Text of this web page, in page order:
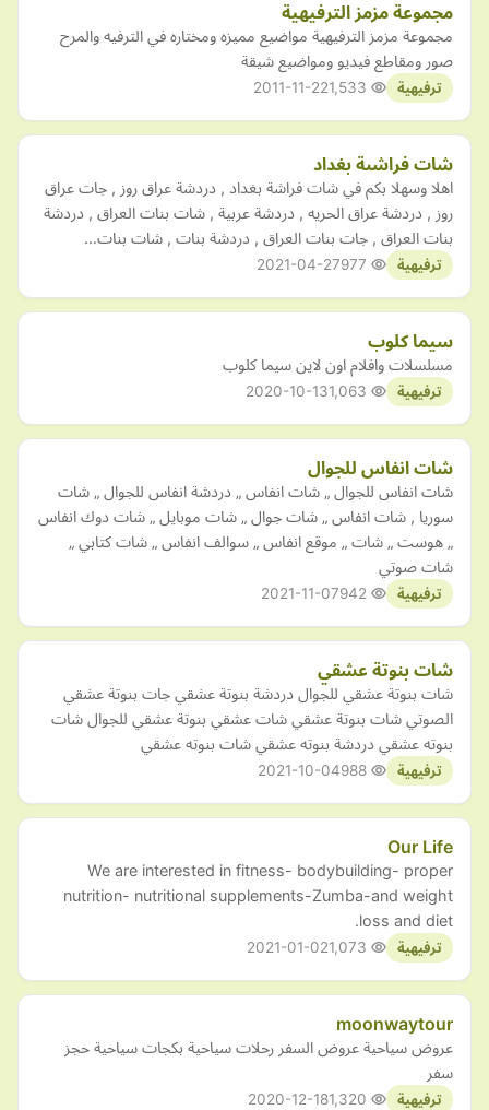
مجموعة مزمز الترفيهية
مجموعة مزمز الترفيهية مواضيع مميزه ومختاره في الترفيه والمرح
صور ومقاطع فيديو ومواضيع شيقة
ترفيهية 2011-11-22
شات فراشىة بغداد
اهلا وسهلا بكم في شات فراشة بغداد , دردشة عراق روز , جات عراق
روز , دردشة عراق الحريه , دردشة عربية , شات بنات العراق , دردشة
بنات العراق , جات بنات العراق , دردشة بنات , شات بنات…
ترفيهية 2021-04-27
سيما كلوب
مسلسلات وافلام اون لاين سيما كلوب
ترفيهية 2020-10-13
شات انفاس للجوال
شات انفاس للجوال „ شات انفاس „ دردشة انفاس للجوال „ شات
سوريا , شات انفاس „ شات جوال „ شات موبايل „ شات دوك انفاس
„ هوست „ شات „ موقع انفاس „ سوالف انفاس „ شات كتابي „
شات صوتي
ترفيهية 2021-11-07
شات بنوتة عشقي
شات بنوتة عشقي للجوال دردشة بنوتة عشقي جات بنوتة عشقي
الصوتي شات بنوتة عشقي شات عشقي بنوتة عشقي للجوال شات
بنوته عشقي دردشة بنوته عشقي شات بنوته عشقي
ترفيهية 2021-10-04
Our Life
We are interested in fitness- bodybuilding- proper
nutrition- nutritional supplements-Zumba-and weight
loss and diet.
ترفيهية 2021-01-02
moonwaytour
عروض سياحية عروض السفر رحلات سياحية بكجات سياحية حجز
سفر
ترفيهية 2020-12-18